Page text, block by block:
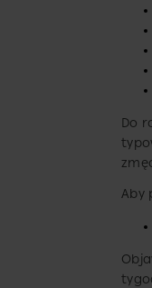
Do
Aby